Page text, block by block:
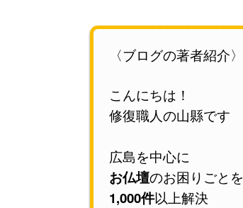
〈ブログの著者紹介〉
こんにちは！
修復職人の山縣です
広島を中心に
お仏壇のお困りごとを
1,000件以上解決